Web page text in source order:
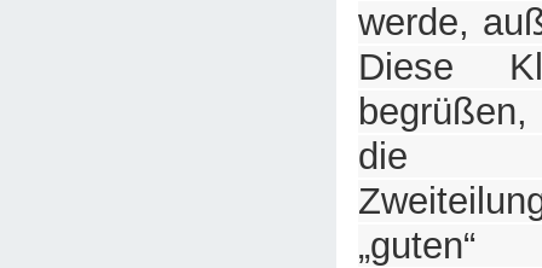
werde,
Diese
die
„guten“